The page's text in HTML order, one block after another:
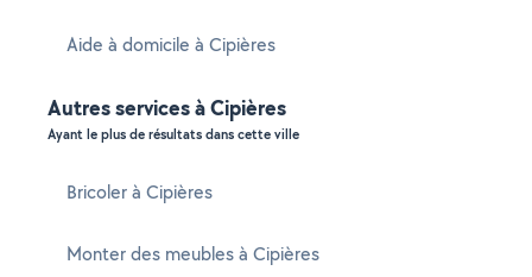
Aide à domicile à Cipières
Autres services à Cipières
Ayant le plus de résultats dans cette ville
Bricoler à Cipières
Monter des meubles à Cipières